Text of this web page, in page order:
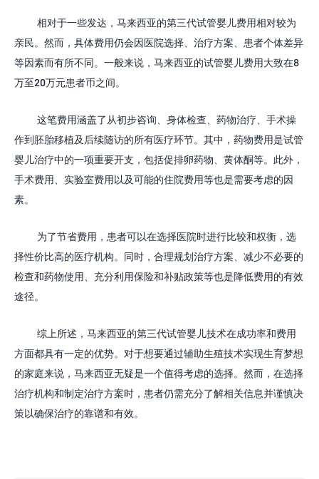
相对于一些发达，马来西亚的第三代试管婴儿费用相对较为
亲民。然而，具体费用仍会因医院选择、治疗方案、患者个体差异
等因素而有所不同。一般来说，马来西亚的试管婴儿费用大致在8
万至20万元患者币之间。
这笔费用涵盖了从初步咨询、身体检查、药物治疗、手术操
作到胚胎移植及后续随访的所有医疗环节。其中，药物费用是试管
婴儿治疗中的一项重要开支，包括促排卵药物、黄体酮等。此外，
手术费用、实验室费用以及可能的住院费用等也是需要考虑的因
素。
为了节省费用，患者可以在选择医院时进行比较和权衡，选
择性价比高的医疗机构。同时，合理规划治疗方案、减少不必要的
检查和药物使用、充分利用保险和补贴政策等也是降低费用的有效
途径。
综上所述，马来西亚的第三代试管婴儿技术在成功率和费用
方面都具有一定的优势。对于想要通过辅助生殖技术实现生育梦想
的家庭来说，马来西亚无疑是一个值得考虑的选择。然而，在选择
治疗机构和制定治疗方案时，患者仍需充分了解相关信息并谨慎决
策以确保治疗的靠谱和有效。